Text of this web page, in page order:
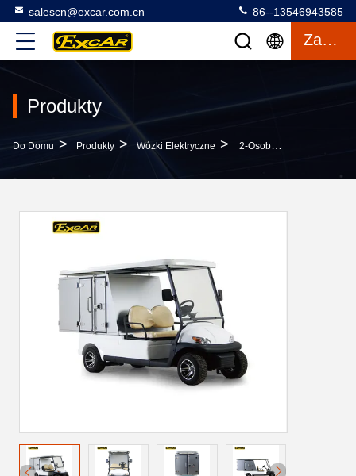
salescn@excar.com.cn 86--13546943585
Zacytować
Produkty
Do Domu > Produkty > Wózki Elektryczne > 2-Osobowy Elektryczny Pojazd Towarowy Z Zamkniętą Skrzynką I Okładką Deszczową